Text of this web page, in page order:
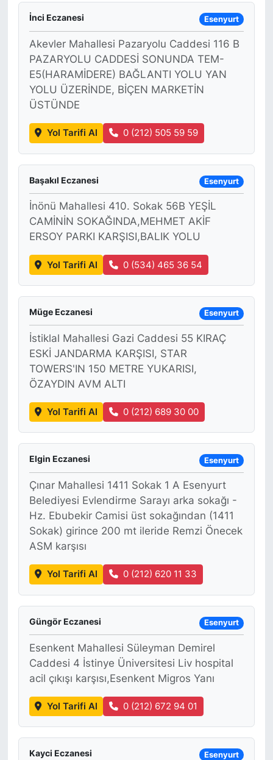
İnci Eczanesi Esenyurt
Akevler Mahallesi Pazaryolu Caddesi 116 B
PAZARYOLU CADDESİ SONUNDA TEM-
E5(HARAMİDERE) BAĞLANTI YOLU YAN
YOLU ÜZERİNDE, BİÇEN MARKETİN
ÜSTÜNDE
Yol Tarifi Al 0 (212) 505 59 59
Başakıl Eczanesi Esenyurt
İnönü Mahallesi 410. Sokak 56B YEŞİL
CAMİNİN SOKAĞINDA,MEHMET AKİF
ERSOY PARKI KARŞISI,BALIK YOLU
Yol Tarifi Al 0 (534) 465 36 54
Müge Eczanesi Esenyurt
İstiklal Mahallesi Gazi Caddesi 55 KIRAÇ
ESKİ JANDARMA KARŞISI, STAR
TOWERS'IN 150 METRE YUKARISI,
ÖZAYDIN AVM ALTI
Yol Tarifi Al 0 (212) 689 30 00
Elgin Eczanesi Esenyurt
Çınar Mahallesi 1411 Sokak 1 A Esenyurt
Belediyesi Evlendirme Sarayı arka sokağı -
Hz. Ebubekir Camisi üst sokağından (1411
Sokak) girince 200 mt ileride Remzi Önecek
ASM karşısı
Yol Tarifi Al 0 (212) 620 11 33
Güngör Eczanesi Esenyurt
Esenkent Mahallesi Süleyman Demirel
Caddesi 4 İstinye Üniversitesi Liv hospital
acil çıkışı karşısı,Esenkent Migros Yanı
Yol Tarifi Al 0 (212) 672 94 01
Kayci Eczanesi Esenyurt